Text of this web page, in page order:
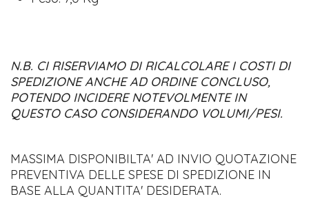
N.B. CI RISERVIAMO DI RICALCOLARE I COSTI DI
SPEDIZIONEANCHE AD ORDINE CONCLUSO,
POTENDO INCIDERE NOTEVOLMENTEIN
QUESTO CASO CONSIDERANDO VOLUMI/PESI.
MASSIMA DISPONIBILTA' AD INVIO QUOTAZIONE
PREVENTIVA DELLE SPESE DI SPEDIZIONE IN
BASE ALLA QUANTITA' DESIDERATA.